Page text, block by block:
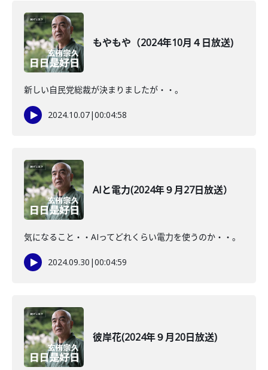
もやもや（2024年10月４日放送)
新しい自民党総裁が決まりましたが・・。
2024.10.07|00:04:58
AIと電力(2024年９月27日放送）
気になること・・AIってどれくらい電力を使うのか・・。
2024.09.30 |00:04:59
彼岸花(2024年９月20日放送)